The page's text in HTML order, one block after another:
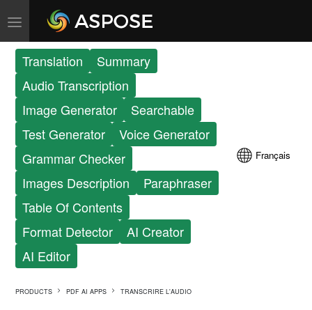
Translation
Summary
Audio Transcription
Image Generator
Searchable
Test Generator
Voice Generator
Grammar Checker
Images Description
Paraphraser
Table Of Contents
Format Detector
AI Creator
AI Editor
Français
PRODUCTS PDF AI APPS TRANSCRIRE L'AUDIO